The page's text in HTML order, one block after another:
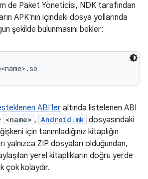
de Paket Yöneticisi, NDK tarafından
APK'nın içindeki dosya yollarında
şekilde bulunmasını bekler:
ABI'leraltında listelenen ABI
<name> , Android.mk dosyasındaki
için tanımladığınız kitaplığın
yalnızca ZIP dosyaları olduğundan,
yerel kitaplıkların doğru yerde
çok kolaydır.